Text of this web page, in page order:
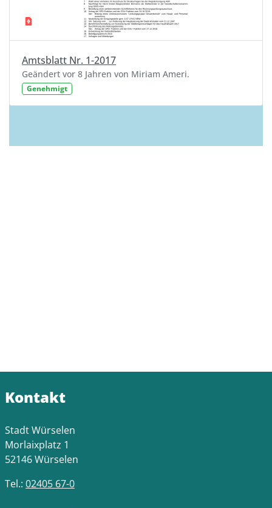
Amtsblatt Nr. 1-2017
Geändert vor 8 Jahren von Miriam Ameri.
Genehmigt
Kontakt
Stadt Würselen
Morlaixplatz 1
52146 Würselen
Tel.: 02405 67-0